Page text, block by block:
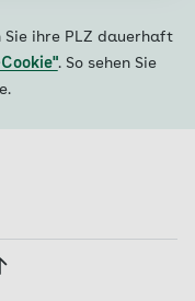
Sie ihre PLZ dauerhaft
. So sehen Sie